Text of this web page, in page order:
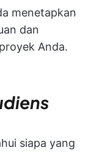
menetapkan
dan
Anda.
siapa yang